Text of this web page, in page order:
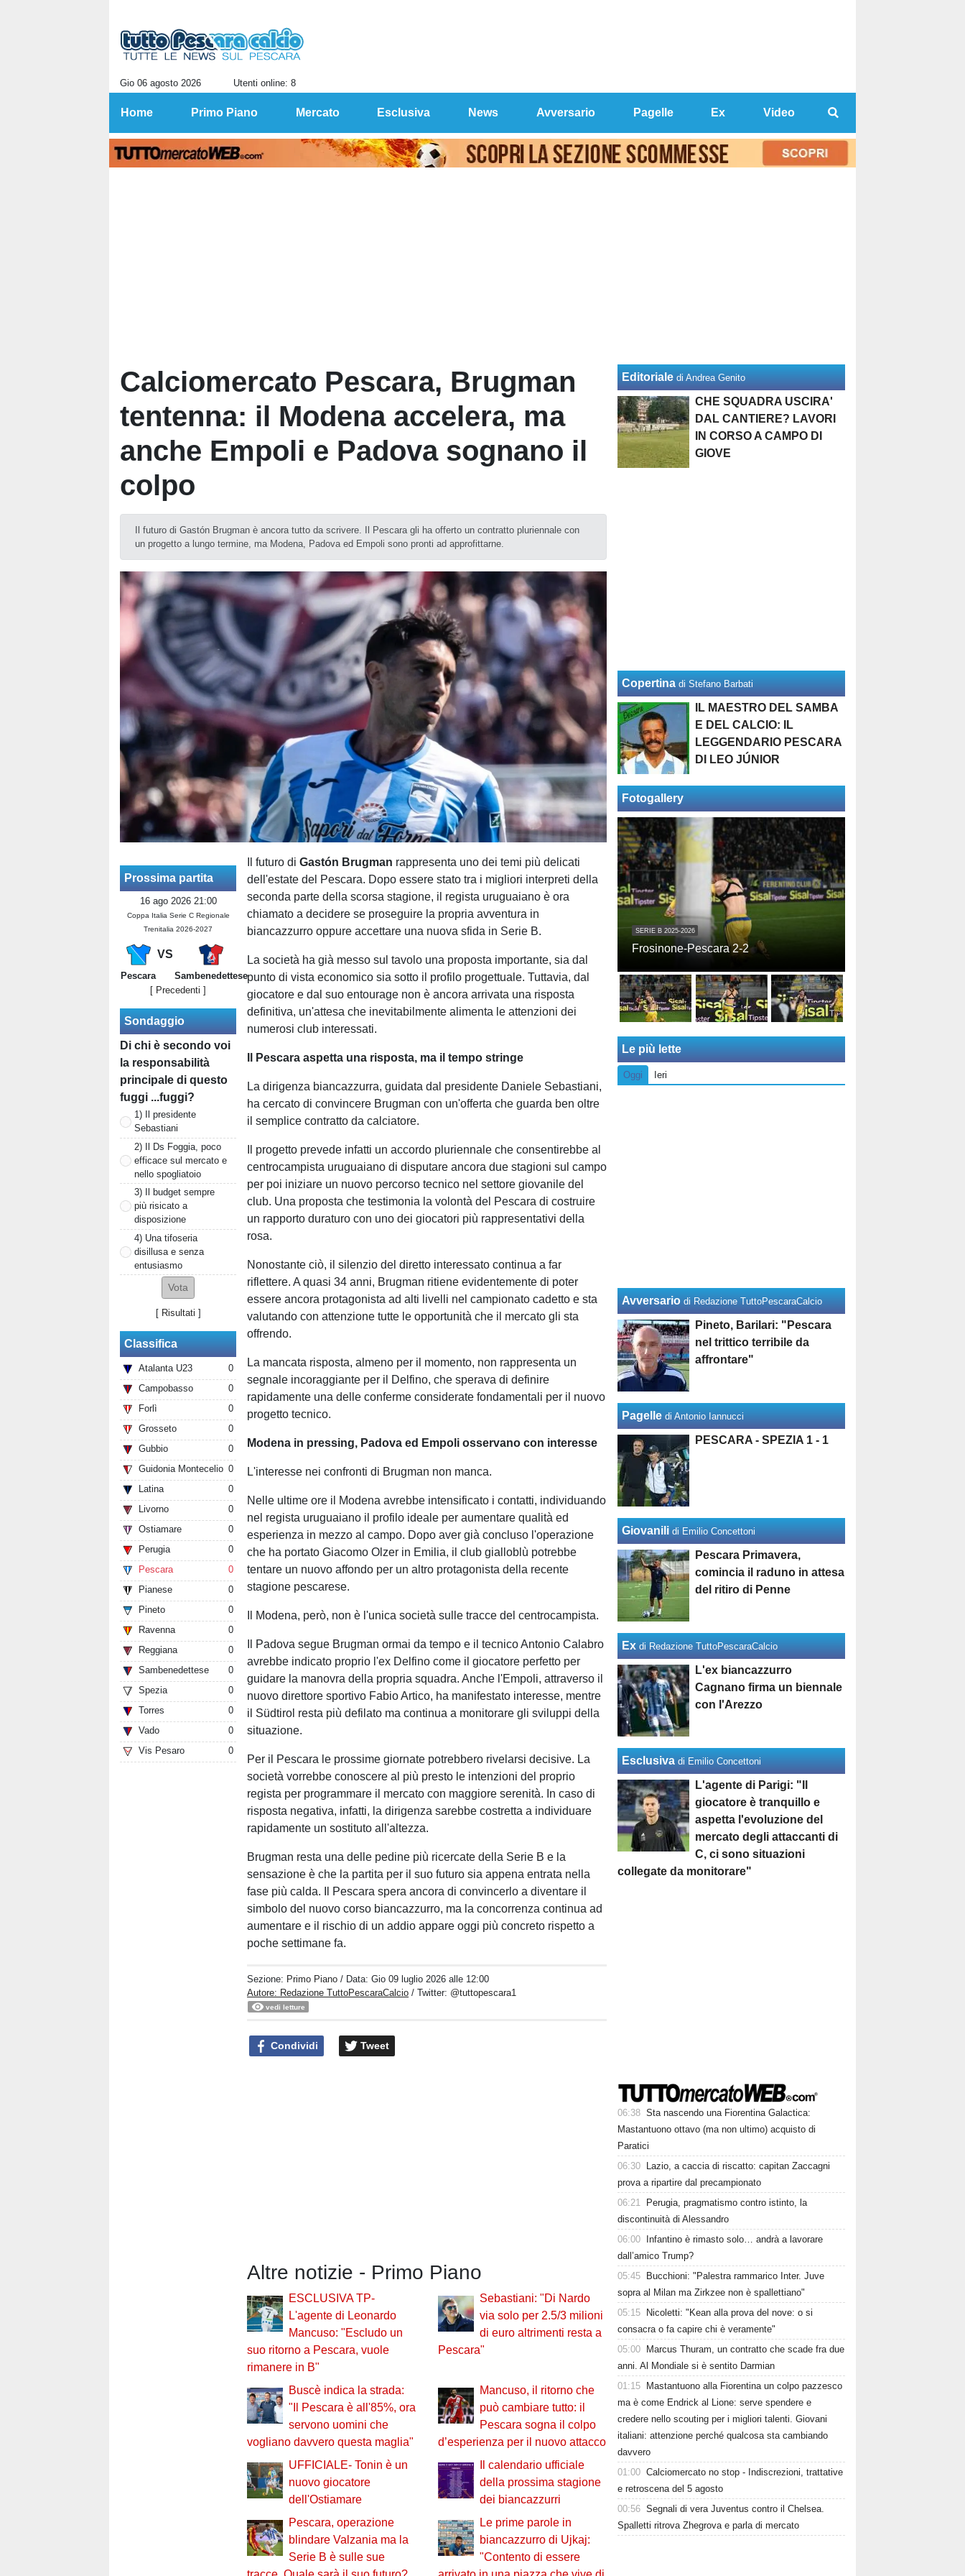
Gio 06 agosto 2026 Utenti online: 8
Home Primo Piano Mercato Esclusiva News Avversario Pagelle Ex Video
Calciomercato Pescara, Brugman
tentenna: il Modena accelera, ma
anche Empoli e Padova sognano il
colpo
Il futuro di Gastón Brugman è ancora tutto da scrivere. Il Pescara gli ha offerto un contratto pluriennale con
un progetto a lungo termine, ma Modena, Padova ed Empoli sono pronti ad approfittarne.
Prossima partita
16 ago 2026 21:00
Coppa Italia Serie C Regionale
Trenitalia 2026-2027
VS
Pescara
Sambenedettese
[ Precedenti ]
Sondaggio
Di chi è secondo voi
la responsabilità
principale di questo
fuggi ...fuggi?
1) Il presidente
Sebastiani
2) Il Ds Foggia, poco
efficace sul mercato e
nello spogliatoio
3) Il budget sempre
più risicato a
disposizione
4) Una tifoseria
disillusa e senza
entusiasmo
[ Risultati ]
Classifica
Atalanta U23
0
Campobasso
0
Forlì
0
Grosseto
0
Gubbio
0
Guidonia Montecelio 0
Latina
0
Livorno
0
Ostiamare
0
Perugia
0
Pescara
0
Pianese
0
Pineto
0
Ravenna
0
Reggiana
0
Sambenedettese
0
Spezia
0
Torres
0
Vado
0
Vis Pesaro
0
Il futuro diGastón Brugman rappresenta uno dei temi più delicati
dell'estate del Pescara. Dopo essere stato tra i migliori interpreti della
seconda parte della scorsa stagione, il regista uruguaiano è ora
chiamato a decidere se proseguire la propria avventura in
biancazzurro oppure accettare una nuova sfida in Serie B.
La società ha già messo sul tavolo una proposta importante, sia dal
punto di vista economico sia sotto il profilo progettuale. Tuttavia, dal
giocatore e dal suo entourage non è ancora arrivata una risposta
definitiva, un'attesa che inevitabilmente alimenta le attenzioni dei
numerosi club interessati.
Il Pescara aspetta una risposta, ma il tempo stringe
La dirigenza biancazzurra, guidata dal presidente Daniele Sebastiani,
ha cercato di convincere Brugman con un'offerta che guarda ben oltre
il semplice contratto da calciatore.
Il progetto prevede infatti un accordo pluriennale che consentirebbe al
centrocampista uruguaiano di disputare ancora due stagioni sul campo
per poi iniziare un nuovo percorso tecnico nel settore giovanile del
club. Una proposta che testimonia la volontà del Pescara di costruire
un rapporto duraturo con uno dei giocatori più rappresentativi della
rosa.
Nonostante ciò, il silenzio del diretto interessato continua a far
riflettere. A quasi 34 anni, Brugman ritiene evidentemente di poter
essere ancora protagonista ad alti livelli nel campionato cadetto e sta
valutando con attenzione tutte le opportunità che il mercato gli sta
offrendo.
La mancata risposta, almeno per il momento, non rappresenta un
segnale incoraggiante per il Delfino, che sperava di definire
rapidamente una delle conferme considerate fondamentali per il nuovo
progetto tecnico.
Modena in pressing, Padova ed Empoli osservano con interesse
L'interesse nei confronti di Brugman non manca.
Nelle ultime ore il Modena avrebbe intensificato i contatti, individuando
nel regista uruguaiano il profilo ideale per aumentare qualità ed
esperienza in mezzo al campo. Dopo aver già concluso l'operazione
che ha portato Giacomo Olzer in Emilia, il club gialloblù potrebbe
tentare un nuovo affondo per un altro protagonista della recente
stagione pescarese.
Il Modena, però, non è l'unica società sulle tracce del centrocampista.
Il Padova segue Brugman ormai da tempo e il tecnico Antonio Calabro
avrebbe indicato proprio l'ex Delfino come il giocatore perfetto per
guidare la manovra della propria squadra. Anche l'Empoli, attraverso il
nuovo direttore sportivo Fabio Artico, ha manifestato interesse, mentre
il Südtirol resta più defilato ma continua a monitorare gli sviluppi della
situazione.
Per il Pescara le prossime giornate potrebbero rivelarsi decisive. La
società vorrebbe conoscere al più presto le intenzioni del proprio
regista per programmare il mercato con maggiore serenità. In caso di
risposta negativa, infatti, la dirigenza sarebbe costretta a individuare
rapidamente un sostituto all'altezza.
Brugman resta una delle pedine più ricercate della Serie B e la
sensazione è che la partita per il suo futuro sia appena entrata nella
fase più calda. Il Pescara spera ancora di convincerlo a diventare il
simbolo del nuovo corso biancazzurro, ma la concorrenza continua ad
aumentare e il rischio di un addio appare oggi più concreto rispetto a
poche settimane fa.
Sezione: Primo Piano / Data:Gio 09 luglio 2026 alle 12:00
Autore: Redazione TuttoPescaraCalcio / Twitter: @tuttopescara1
vedi letture
Condividi Tweet
Altre notizie - Primo Piano
ESCLUSIVA TP-
L'agente di Leonardo
Mancuso: "Escludo un
suo ritorno a Pescara, vuole
rimanere in B"
Sebastiani: "Di Nardo
via solo per 2.5/3 milioni
di euro altrimenti resta a
Pescara"
Buscè indica la strada:
"Il Pescara è all'85%, ora
servono uomini che
vogliano davvero questa maglia"
Mancuso, il ritorno che
può cambiare tutto: il
Pescara sogna il colpo
d’esperienza per il nuovo attacco
UFFICIALE- Tonin è un
nuovo giocatore
dell'Ostiamare
Il calendario ufficiale
della prossima stagione
dei biancazzurri
Pescara, operazione
blindare Valzania ma la
Serie B è sulle sue
Le prime parole in
biancazzurro di Ujkaj:
"Contento di essere
Editoriale di Andrea Genito
CHE SQUADRA USCIRA'
DAL CANTIERE? LAVORI
IN CORSO A CAMPO DI
GIOVE
Copertina di Stefano Barbati
IL MAESTRO DEL SAMBA
E DEL CALCIO: IL
LEGGENDARIO PESCARA
DI LEO JÚNIOR
Fotogallery
SERIE B 2025-2026
Frosinone-Pescara 2-2
Le più lette
Oggi Ieri
Avversario di Redazione TuttoPescaraCalcio
Pineto, Barilari: "Pescara
nel trittico terribile da
affrontare"
Pagelle di Antonio Iannucci
PESCARA - SPEZIA 1 - 1
Giovanili di Emilio Concettoni
Pescara Primavera,
comincia il raduno in attesa
del ritiro di Penne
Ex di Redazione TuttoPescaraCalcio
L'ex biancazzurro
Cagnano firma un biennale
con l'Arezzo
Esclusiva di Emilio Concettoni
L'agente di Parigi: "Il
giocatore è tranquillo e
aspetta l'evoluzione del
mercato degli attaccanti di
C, ci sono situazioni
collegate da monitorare"
06:38 Sta nascendo una Fiorentina Galactica:
Mastantuono ottavo (ma non ultimo) acquisto di
Paratici
06:30
Lazio, a caccia di riscatto: capitan Zaccagni
prova a ripartire dal precampionato
06:21
Perugia, pragmatismo contro istinto, la
discontinuità di Alessandro
06:00
Infantino è rimasto solo… andrà a lavorare
dall’amico Trump?
05:45
Bucchioni: "Palestra rammarico Inter. Juve
sopra al Milan ma Zirkzee non è spallettiano"
05:15
Nicoletti: "Kean alla prova del nove: o si
consacra o fa capire chi è veramente"
05:00
Marcus Thuram, un contratto che scade fra due
anni. Al Mondiale si è sentito Darmian
01:15
Mastantuono alla Fiorentina un colpo pazzesco
ma è come Endrick al Lione: serve spendere e
credere nello scouting per i migliori talenti. Giovani
italiani: attenzione perché qualcosa sta cambiando
davvero
01:00 Calciomercato no stop - Indiscrezioni, trattative
e retroscena del 5 agosto
00:56 Segnali di vera Juventus contro il Chelsea.
Spalletti ritrova Zhegrova e parla di mercato